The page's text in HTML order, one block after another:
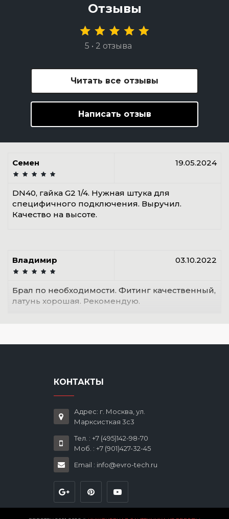
Отзывы
5 • 2 отзыва
Читать все отзывы
Написать отзыв
Семен 19.05.2024
DN40, гайка G2 1/4. Нужная штука для
специфичного подключения. Выручил.
Качество на высоте.
Владимир 03.10.2022
Брал по необходимости. Фитинг качественный,
латунь хорошая. Рекомендую.
КОНТАКТЫ
Адрес: г. Москва, ул.
Марксисткая 3с3
Тел. : +7 (495)142-98-70
Моб. : +7 (901)427-32-45
Email : info@evro-tech.ru